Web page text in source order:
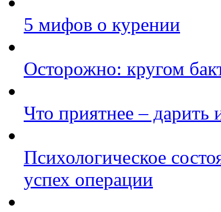
5 мифов о курении
Осторожно: кругом
Что приятнее – дарить
Психологическое
успех операции